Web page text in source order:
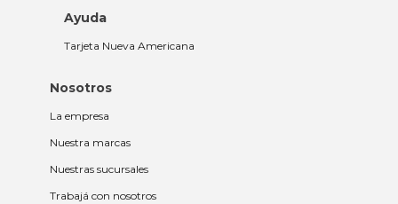
Ayuda
Tarjeta Nueva Americana
Nosotros
La empresa
Nuestra marcas
Nuestras sucursales
Trabajá con nosotros